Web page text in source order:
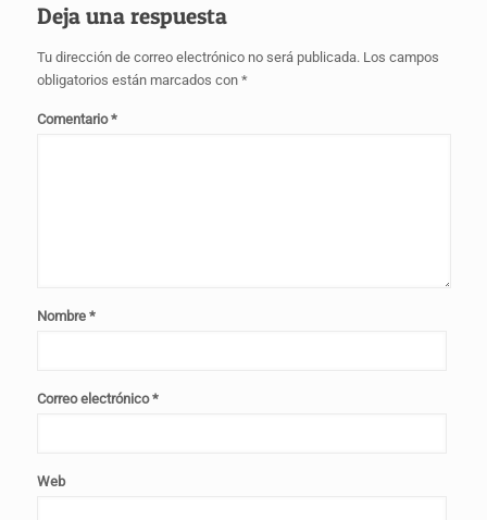
Deja una respuesta
Tu dirección de correo electrónico no será publicada. Los campos
obligatorios están marcados con *
Comentario*
Nombre *
Correo electrónico*
Web